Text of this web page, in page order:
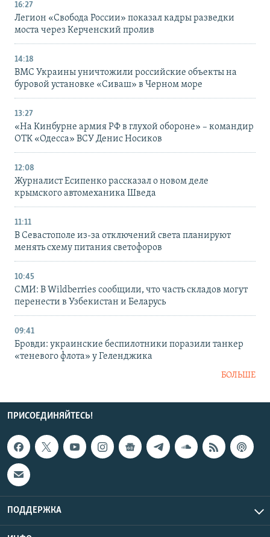
16:27
Легион «Свобода России» показал кадры разведки
моста через Керченский пролив
14:18
ВМС Украины уничтожили российские объекты на
буровой установке «Сиваш» в Черном море
13:27
«На Кинбурне армия РФ в глухой обороне» – командир
ОТК «Одесса» ВСУ Денис Носиков
12:08
Журналист Есипенко рассказал о новом деле
крымского автомеханика Шведа
11:11
В Севастополе из-за отключений света планируют
менять схему питания светофоров
10:45
СМИ: В Wildberries сообщили, что часть складов могут
перенести в Узбекистан и Беларусь
09:41
Бровди: украинские беспилотники поразили танкер
«теневого флота» у Геленджика
БОЛЬШЕ
ПРИСОЕДИНЯЙТЕСЬ!
ПОДДЕРЖКА